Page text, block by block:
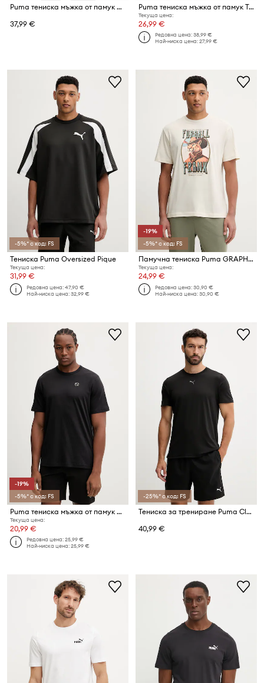
Puma тениска мъжка от памук McLaren
37,99 €
Puma тениска мъжка от памук Tee I
Текуща цена:
26,99 €
Редовна цена:38,99 €
Най-ниска цена:27,99 €
-5%* с код: FS
Тениска Puma Oversized Pique
Текуща цена:
31,99 €
Редовна цена:47,90 €
Най-ниска цена:32,99 €
-19%
-5%* с код: FS
Памучна тениска Puma GRAPHIC
Текуща цена:
24,99 €
Редовна цена:30,90 €
Най-ниска цена:30,90 €
-19%
-5%* с код: FS
Puma тениска мъжка от памук Essential elevated
Текуща цена:
20,99 €
Редовна цена:25,99 €
Най-ниска цена:25,99 €
-25%* с код: FS
Тениска за трениране Puma Cloudspun
40,99 €